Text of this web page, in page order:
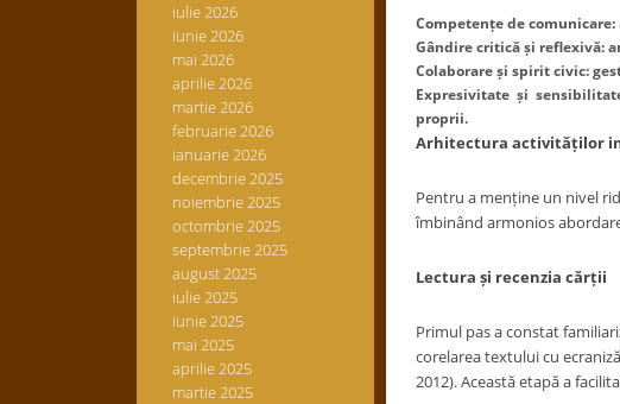
iulie 2026
iunie 2026
mai 2026
aprilie 2026
martie 2026
februarie 2026
ianuarie 2026
decembrie 2025
noiembrie 2025
octombrie 2025
septembrie 2025
august 2025
iulie 2025
iunie 2025
mai 2025
aprilie 2025
martie 2025
Competențe de
Gândire critică și reflexivă:
Colaborare și spirit civic:
Expresivitate și
proprii.
Arhitectura activităților
Pentru a menține un nivel
îmbinând armonios
Lectura și recenzia cărții
Primul pas a constat
corelarea textului cu
2012). Această etapă a